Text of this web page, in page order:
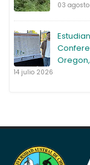
03
14 julio 2026